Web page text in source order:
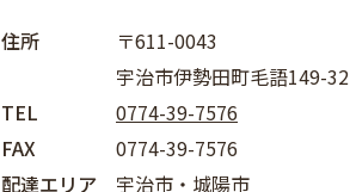
住所
〒611-0043
宇治市伊勢田町毛語149-32
TEL
0774-39-7576
FAX
0774-39-7576
配達エリア
宇治市・城陽市